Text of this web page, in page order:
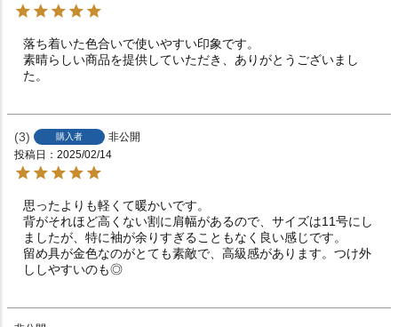
落ち着いた色合いで使いやすい印象です。
素晴らしい商品を提供していただき、ありがとうございまし
た。
3 購入者
非公開
投稿日
2025/02/14
思ったよりも軽くて暖かいです。
背がそれほど高くない割に肩幅があるので、サイズは11号にし
ましたが、特に袖が余りすぎることもなく良い感じです。
留め具が金色なのがとても素敵で、高級感があります。つけ外
ししやすいのも◎